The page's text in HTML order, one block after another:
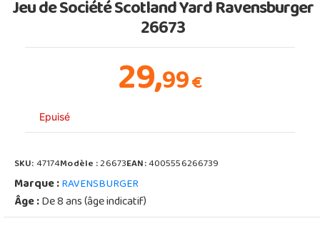
Jeu de Société Scotland Yard Ravensburger
26673
29,99€
Epuisé
SKU:47174Modèle :26673EAN:4005556266739
Marque :RAVENSBURGER
Âge :De 8 ans (âge indicatif)